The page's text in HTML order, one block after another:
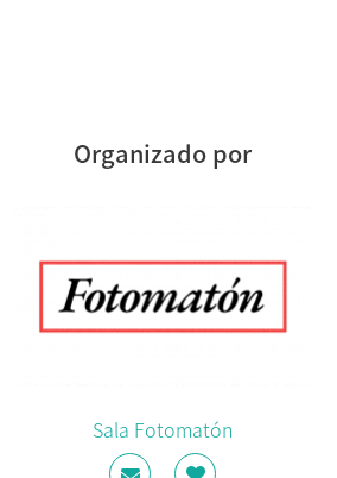
Organizado por
Sala Fotomatón